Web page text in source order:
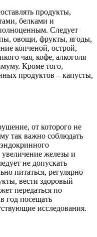
продукты,
белками и
Следует
овощи, фрукты, ягоды,
копченой, острой,
чая, кофе, алкоголя
Кроме того,
продуктов – капусты,
от которого не
так важно соблюдать
увеличение железы и
не допускать
питаться, регулярно
вести здоровый
передаться по
год посещать
исследования.